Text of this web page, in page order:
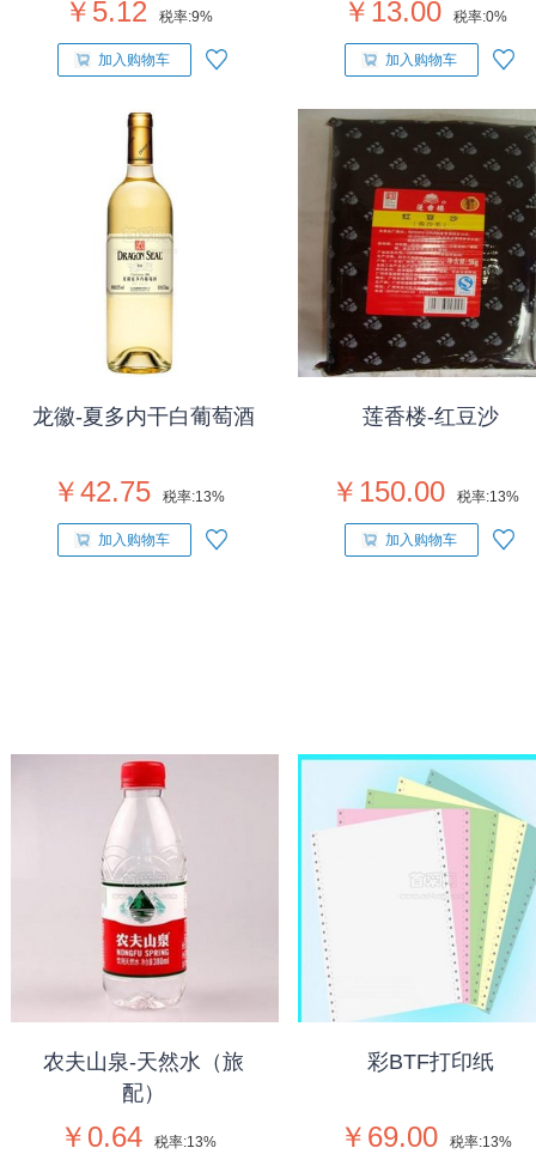
￥5.12 税率:9%
加入购物车
￥13.00 税率:0%
加入购物车
龙徽-夏多内干白葡萄酒
￥42.75 税率:13%
加入购物车
莲香楼-红豆沙
￥150.00 税率:13%
加入购物车
农夫山泉-天然水（旅
配）
￥0.64 税率:13%
彩BTF打印纸
￥69.00 税率:13%